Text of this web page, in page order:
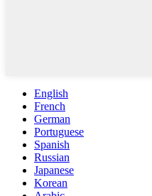
English
French
German
Portuguese
Spanish
Russian
Japanese
Korean